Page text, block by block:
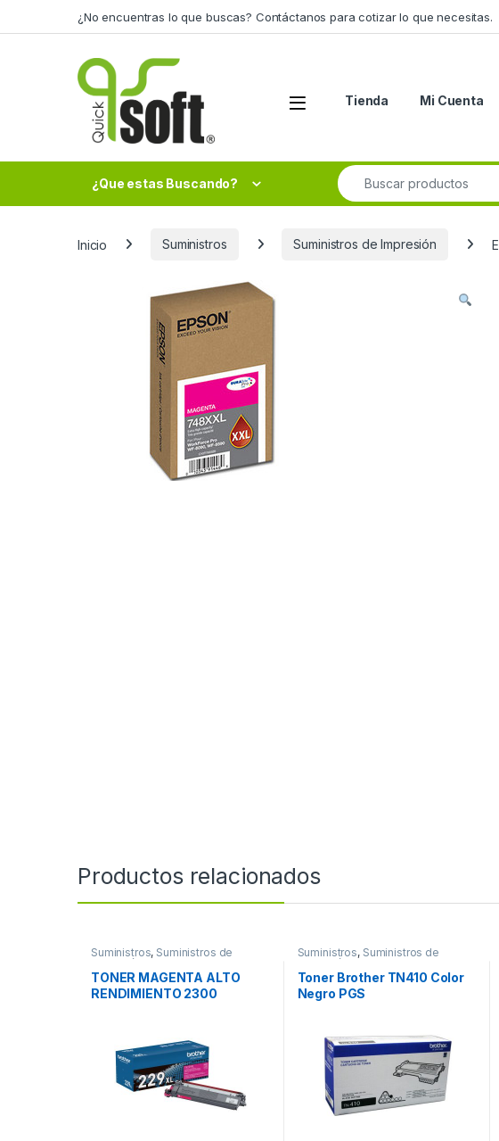
¿No encuentras lo que buscas? Contáctanos para cotizar lo que necesitas.
Tienda Mi Cuenta
¿Que estas Buscando?
Search for:
Inicio Suministros Suministros de Impresión
Productos relacionados
Suministros, Suministros de
Impresión
TONER MAGENTA ALTO
RENDIMIENTO 2300
Suministros, Suministros de
Impresión
Toner Brother TN410 Color
Negro PGS